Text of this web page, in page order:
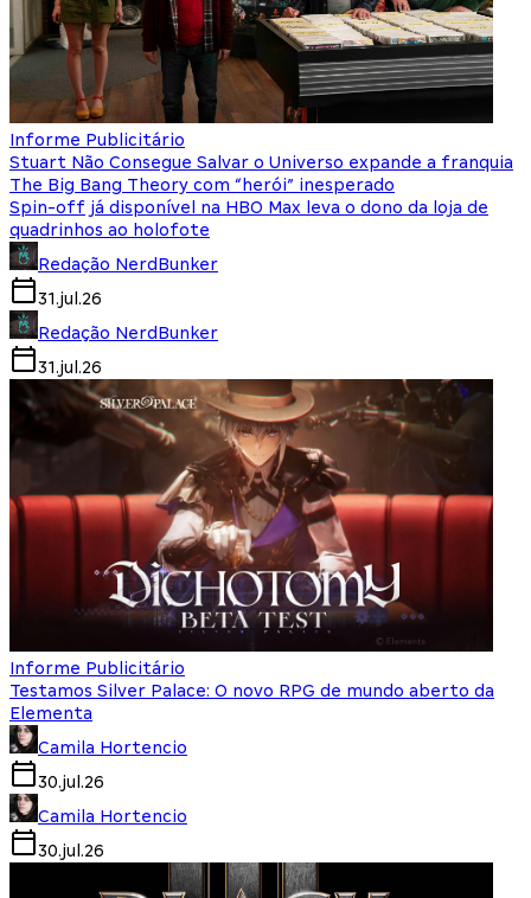
Informe Publicitário
Stuart Não Consegue Salvar o Universo expande a franquia
The Big Bang Theory com “herói” inesperado
Spin-off já disponível na HBO Max leva o dono da loja de
quadrinhos ao holofote
Redação NerdBunker
31.jul.26
Redação NerdBunker
31.jul.26
Informe Publicitário
Testamos Silver Palace: O novo RPG de mundo aberto da
Elementa
Camila Hortencio
30.jul.26
Camila Hortencio
30.jul.26